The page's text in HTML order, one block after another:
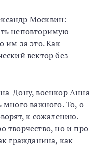
Москвин:
неповторимую
им за это. Как
вектор без
Дону, военкор Анна
много важного. То, о
к сожалению.
творчество, но и про
гражданина, как